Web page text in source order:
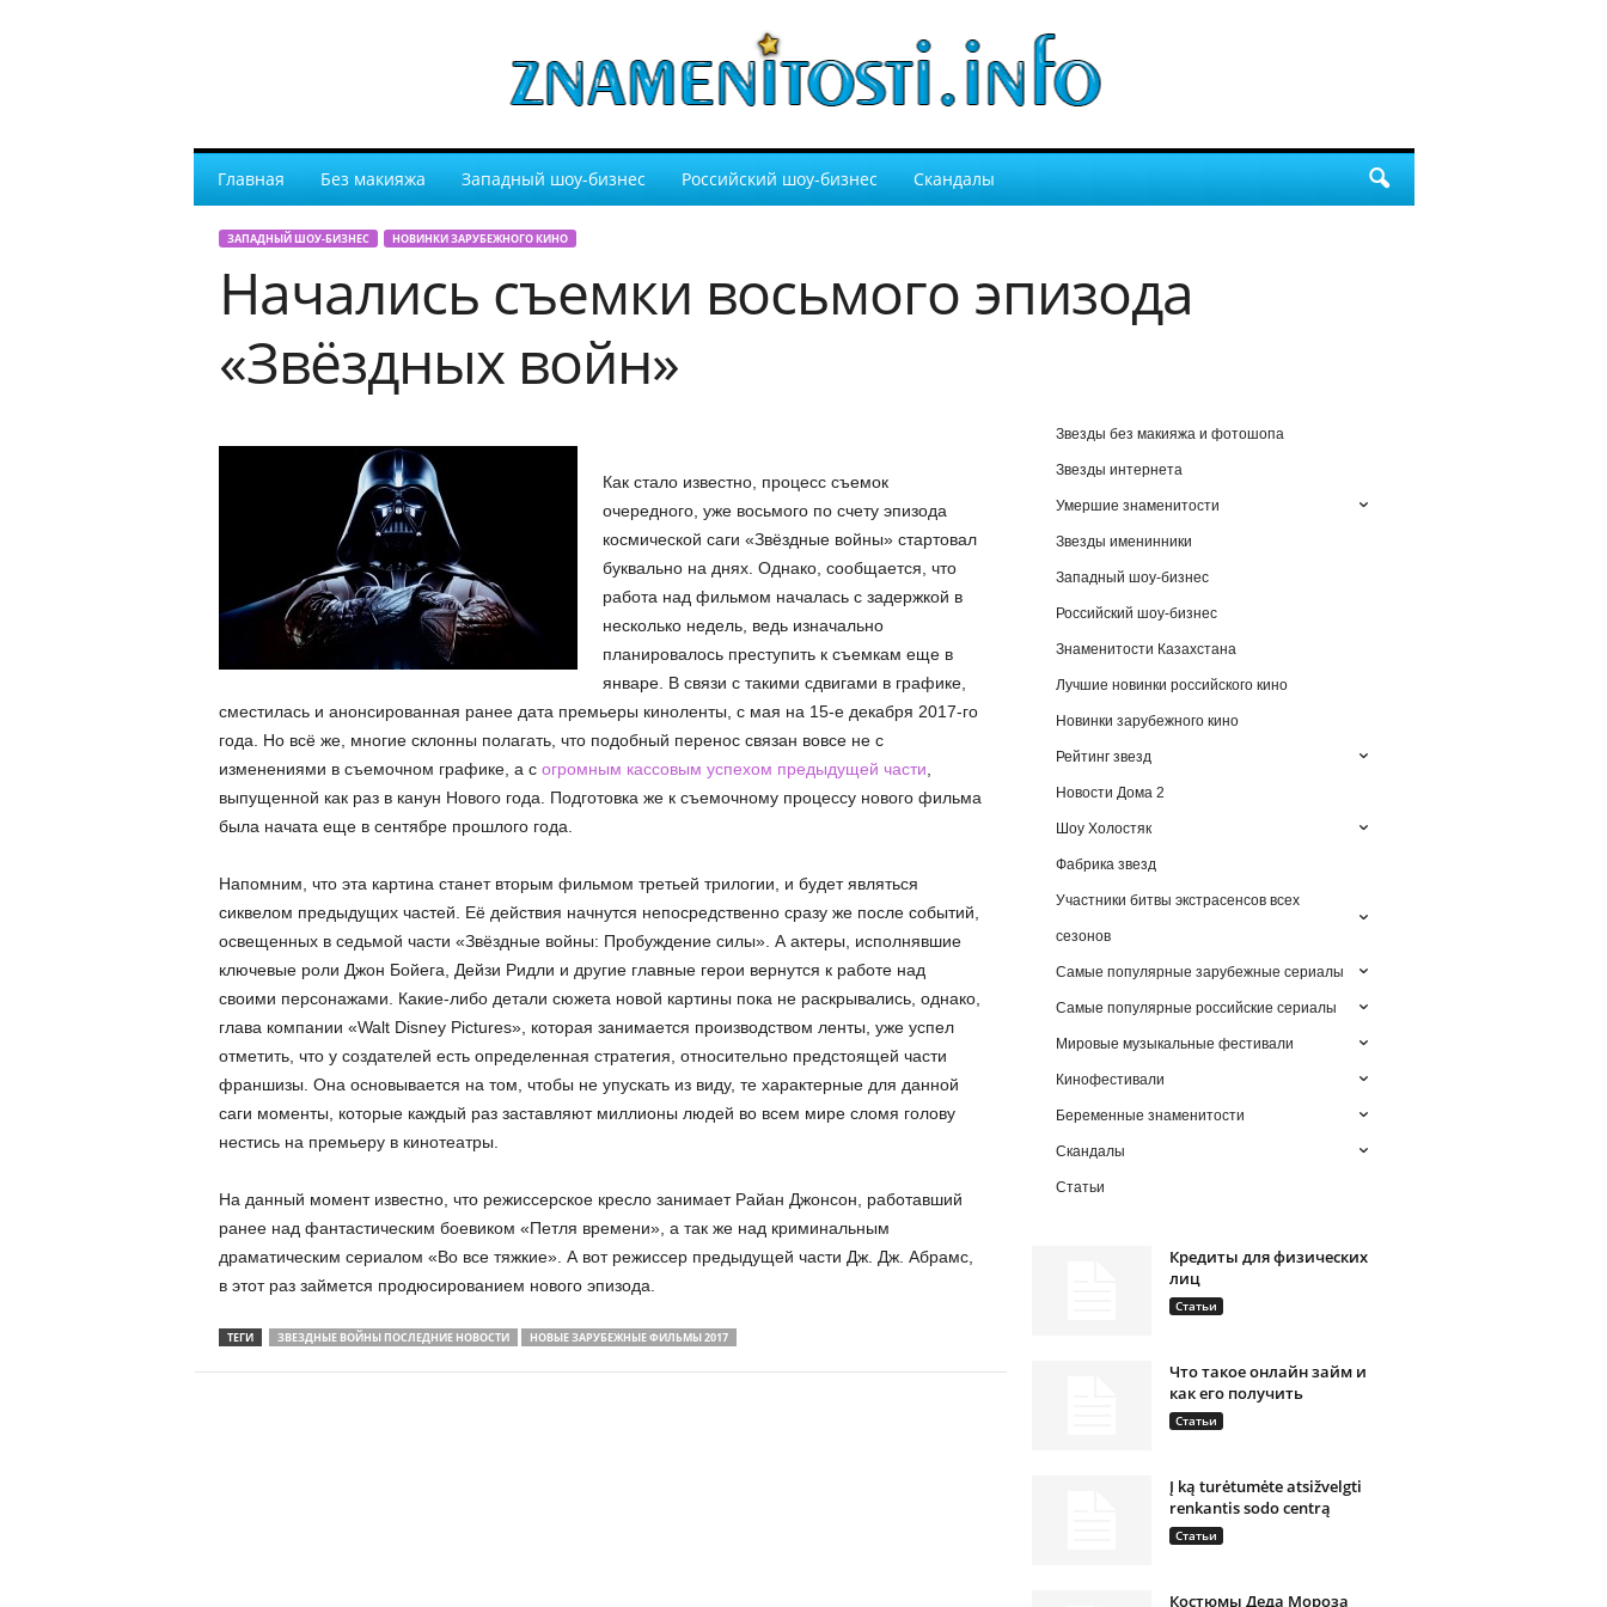
Главная Без макияжа Западный шоу-бизнес Российский шоу-бизнес Скандалы
ЗАПАДНЫЙ ШОУ-БИЗНЕС НОВИНКИ ЗАРУБЕЖНОГО КИНО
Начались съемки восьмого эпизода
«Звёздных войн»
Как стало известно, процесс съемок
очередного, уже восьмого по счету эпизода
космической саги «Звёздные войны» стартовал
буквально на днях. Однако, сообщается, что
работа над фильмом началась с задержкой в
несколько недель, ведь изначально
планировалось преступить к съемкам еще в
январе. В связи с такими сдвигами в графике,
сместилась и анонсированная ранее дата премьеры киноленты, с мая на 15-е декабря 2017-го
года. Но всё же, многие склонны полагать, что подобный перенос связан вовсе не с
изменениями в съемочном графике, а с огромным кассовым успехом предыдущей части
выпущенной как раз в канун Нового года. Подготовка же к съемочному процессу нового фильма
была начата еще в сентябре прошлого года.
Напомним, что эта картина станет вторым фильмом третьей трилогии, и будет являться
сиквелом предыдущих частей. Её действия начнутся непосредственно сразу же после событий,
освещенных в седьмой части «Звёздные войны: Пробуждение силы». А актеры, исполнявшие
ключевые роли Джон Бойега, Дейзи Ридли и другие главные герои вернутся к работе над
своими персонажами. Какие-либо детали сюжета новой картины пока не раскрывались, однако,
глава компании «Walt Disney Pictures», которая занимается производством ленты, уже успел
отметить, что у создателей есть определенная стратегия, относительно предстоящей части
франшизы. Она основывается на том, чтобы не упускать из виду, те характерные для данной
саги моменты, которые каждый раз заставляют миллионы людей во всем мире сломя голову
нестись на премьеру в кинотеатры.
На данный момент известно, что режиссерское кресло занимает Райан Джонсон, работавший
ранее над фантастическим боевиком «Петля времени», а так же над криминальным
драматическим сериалом «Во все тяжкие». А вот режиссер предыдущей части Дж. Дж. Абрамс,
в этот раз займется продюсированием нового эпизода.
ТЕГИ ЗВЕЗДНЫЕ ВОЙНЫ ПОСЛЕДНИЕ НОВОСТИ НОВЫЕ ЗАРУБЕЖНЫЕ ФИЛЬМЫ 2017
Звезды без макияжа и фотошопа
Звезды интернета
Умершие знаменитости
Звезды именинники
Западный шоу-бизнес
Российский шоу-бизнес
Знаменитости Казахстана
Лучшие новинки российского кино
Новинки зарубежного кино
Рейтинг звезд
Новости Дома 2
Шоу Холостяк
Фабрика звезд
Участники битвы экстрасенсов всех
сезонов
Самые популярные зарубежные сериалы
Самые популярные российские сериалы
Мировые музыкальные фестивали
Кинофестивали
Беременные знаменитости
Скандалы
Статьи
Кредиты для физических
лиц
Статьи
Что такое онлайн займ и
как его получить
Статьи
Į ką turėtumėte atsižvelgti
renkantis sodo centrą
Статьи
Костюмы Деда Мороза